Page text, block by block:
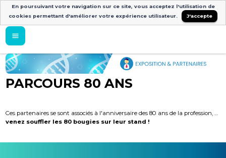
PARCOURS 80 ANS
Ces partenaires se sont associés à l'anniversaire des 80 ans de la profession, …
venez souffler les 80 bougies sur leur stand !
En poursuivant votre navigation sur ce site, vous acceptez l'utilisation de
cookies permettant d'améliorer votre expérience utilisateur.
J'accepte